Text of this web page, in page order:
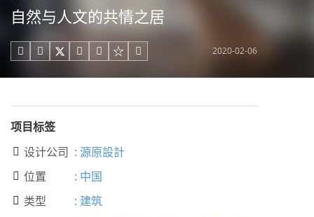
自然与人文的共情之居
     2020-02-06
项目标签
 设计公司 : 源原設計
 位置 : 中国
 类型 : 建筑